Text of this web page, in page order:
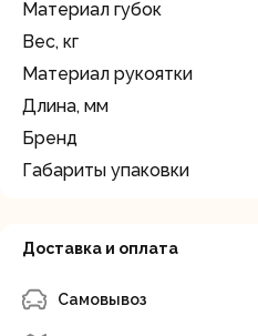
Материал губок
Вес, кг
Материал рукоятки
Длина, мм
Бренд
Габариты упаковки
Доставка и оплата
Самовывоз